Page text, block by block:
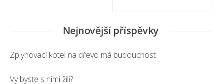
Nejnovější příspěvky
Zplynovací kotel na dřevo má budoucnost
Vy byste s nimi žili?